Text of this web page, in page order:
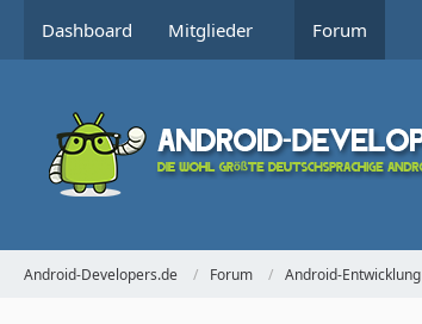
Dashboard Mitglieder Forum
Android-Developers.de Forum Android-Entwicklung